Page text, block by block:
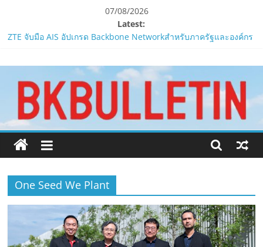
content
07/08/2026
Latest:
ZTE จับมือ AIS อัปเกรด Backbone Networkสำหรับภาครัฐและองค์กร
ห้ามพลาด! Smilegate เปิดตัว ‘เฮเลนา’ เซิร์ฟเวอร์ใหม่ของ
LORDNINE 29 ก.ค. นี้
LORDNINE ครบรอบ 1 ปี! Smilegate เปิด “Helena” เซิร์ฟฯ ใหม่
พร้อมอาวุธเคียวและศึกกิลด์-PvP เดือดครึ่งปีหลัง 2026
Smilegate ฉลองครบรอบ 1 ปี “Lordnine”เปิดตัวเซิร์ฟใหม่ ‘Helena’
บูสต์ EXP กระฉูด 50% พร้อมแจกซัมมอนสูงสุด 1,111 ครั้ง!
เสนอ
ข่าว
ครบ
ทุก
One Seed We Plant